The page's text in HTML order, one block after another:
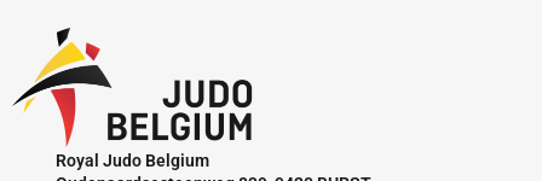
Royal Judo Belgium